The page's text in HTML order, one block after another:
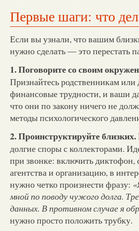
Первые шаги: что
Если вы узнали, что вашим
нужно сделать — это перестать
1. Поговорите со своим
Признайтесь родственникам
финансовые трудности, и ваши
что они по закону ничего не
методы психологического
2. Проинструктируйте близких.
долгие споры с коллекторами.
при звонке: включить
агентства и организацию, в
нужно четко произнести фразу:
мной по поводу чужого долга.
данных. В противном случае я
нужно просто положить трубку.